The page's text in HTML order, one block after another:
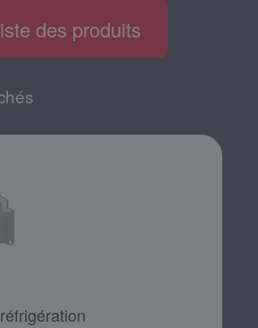
des produits